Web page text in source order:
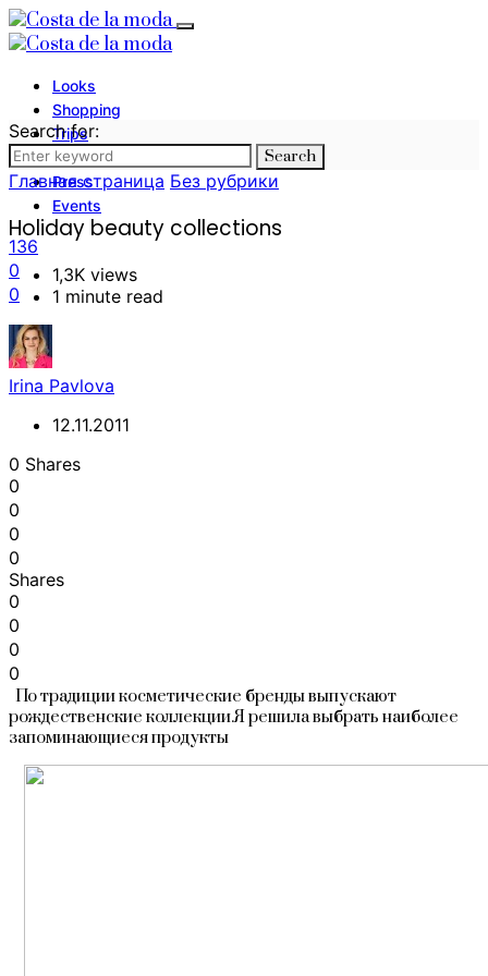
Looks
Shopping
Trips
Photography
Press
Events
136
0
0
Search for:
Search
Главная страница Без рубрики
Holiday beauty collections
1,3K views
1 minute read
Irina Pavlova
12.11.2011
0 Shares
0
0
0
0
Shares
0
0
0
0
По традиции косметические бренды выпускают
рождественские коллекции.Я решила выбрать наиболее
запоминающиеся продукты